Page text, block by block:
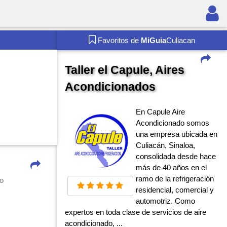
Favoritos de MiGuiaCuliacan
Taller el Capule, Aires
Acondicionados
En Capule Aire
Acondicionado somos
una empresa ubicada en
Culiacán, Sinaloa,
consolidada desde hace
más de 40 años en el
ramo de la refrigeración
residencial, comercial y
automotriz. Como
expertos en toda clase de servicios de aire
acondicionado, ...